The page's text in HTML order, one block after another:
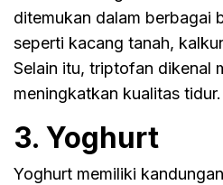
ditemukan dalam berbagai
seperti kacang tanah,
Selain itu, triptofan dikenal
meningkatkan kualitas tidur.
3. Yoghurt
Yoghurt memiliki